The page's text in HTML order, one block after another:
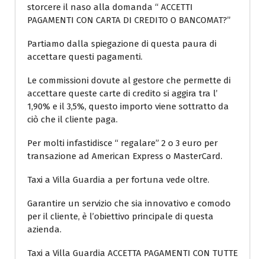
storcere il naso alla domanda “ ACCETTI
PAGAMENTI CON CARTA DI CREDITO O BANCOMAT?”
Partiamo dalla spiegazione di questa paura di
accettare questi pagamenti.
Le commissioni dovute al gestore che permette di
accettare queste carte di credito si aggira tra l’
1,90% e il 3,5%, questo importo viene sottratto da
ciò che il cliente paga.
Per molti infastidisce “ regalare” 2 o 3 euro per
transazione ad American Express o MasterCard.
Taxi a Villa Guardia a per fortuna vede oltre.
Garantire un servizio che sia innovativo e comodo
per il cliente, è l’obiettivo principale di questa
azienda.
Taxi a Villa Guardia ACCETTA PAGAMENTI CON TUTTE